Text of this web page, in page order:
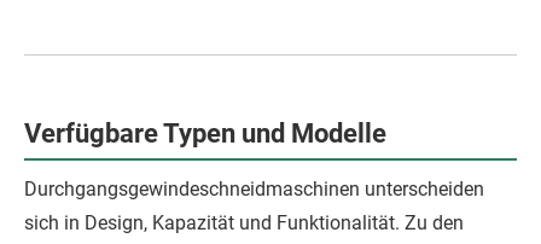
Verfügbare Typen und Modelle
Durchgangsgewindeschneidmaschinen unterscheiden
sich in Design, Kapazität und Funktionalität. Zu den